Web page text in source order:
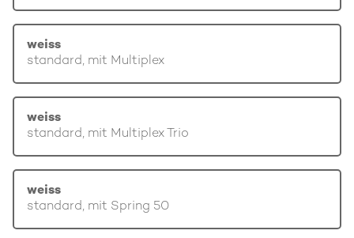
weiss
standard, mit Multiplex
weiss
standard, mit Multiplex Trio
weiss
standard, mit Spring 50